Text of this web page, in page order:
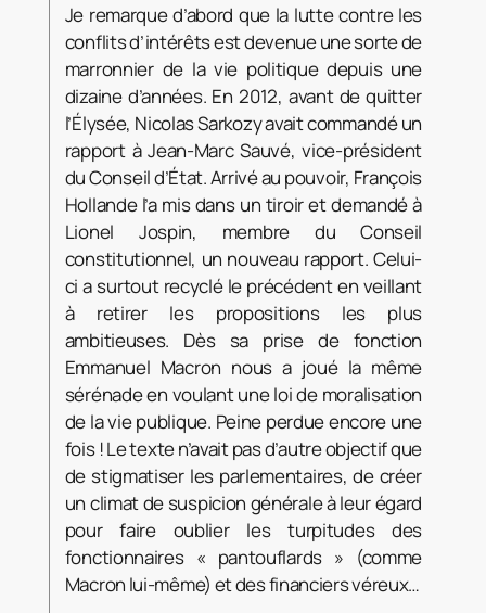
Je remarque d’abord que la lutte contre les
conflits d’intérêts est devenue une sorte de
marronnier de la vie politique depuis une
dizaine d’années. En 2012, avant de quitter
l’Élysée, Nicolas Sarkozy avait commandé un
rapport à Jean-Marc Sauvé, vice-président
du Conseil d’État. Arrivé au pouvoir, François
Hollande l’a mis dans un tiroir et demandé à
Lionel Jospin, membre du Conseil
constitutionnel, un nouveau rapport. Celui-
ci a surtout recyclé le précédent en veillant
à retirer les propositions les plus
ambitieuses. Dès sa prise de fonction
Emmanuel Macron nous a joué la même
sérénade en voulant une loi de moralisation
de la vie publique. Peine perdue encore une
fois ! Le texte n’avait pas d’autre objectif que
de stigmatiser les parlementaires, de créer
un climat de suspicion générale à leur égard
pour faire oublier les turpitudes des
fonctionnaires « pantouflards » (comme
Macron lui-même) et des financiers véreux…